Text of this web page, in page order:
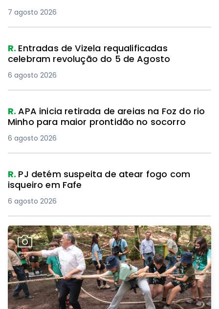
7 agosto 2026
R. Entradas de Vizela requalificadas
celebram revolução do 5 de Agosto
6 agosto 2026
R.APA inicia retirada de areias na Foz do rio
Minho para maior prontidão no socorro
6 agosto 2026
R. PJ detém suspeita de atear fogo com
isqueiro em Fafe
6 agosto 2026